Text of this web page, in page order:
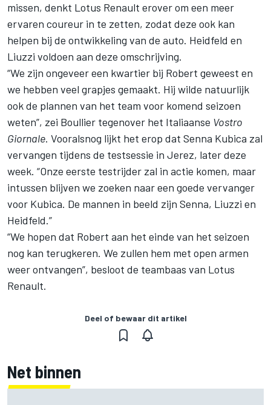
missen, denkt Lotus Renault erover om een meer
ervaren coureur in te zetten, zodat deze ook kan
helpen bij de ontwikkeling van de auto. Heidfeld en
Liuzzi voldoen aan deze omschrijving.
“We zijn ongeveer een kwartier bij Robert geweest en
we hebben veel grapjes gemaakt. Hij wilde natuurlijk
ook de plannen van het team voor komend seizoen
weten”, zei Boullier tegenover het Italiaanse Vostro
Giornale. Vooralsnog lijkt het erop dat Senna Kubica zal
vervangen tijdens de testsessie in Jerez, later deze
week. “Onze eerste testrijder zal in actie komen, maar
intussen blijven we zoeken naar een goede vervanger
voor Kubica. De mannen in beeld zijn Senna, Liuzzi en
Heidfeld.”
“We hopen dat Robert aan het einde van het seizoen
nog kan terugkeren. We zullen hem met open armen
weer ontvangen”, besloot de teambaas van Lotus
Renault.
Deel of bewaar dit artikel
Net binnen